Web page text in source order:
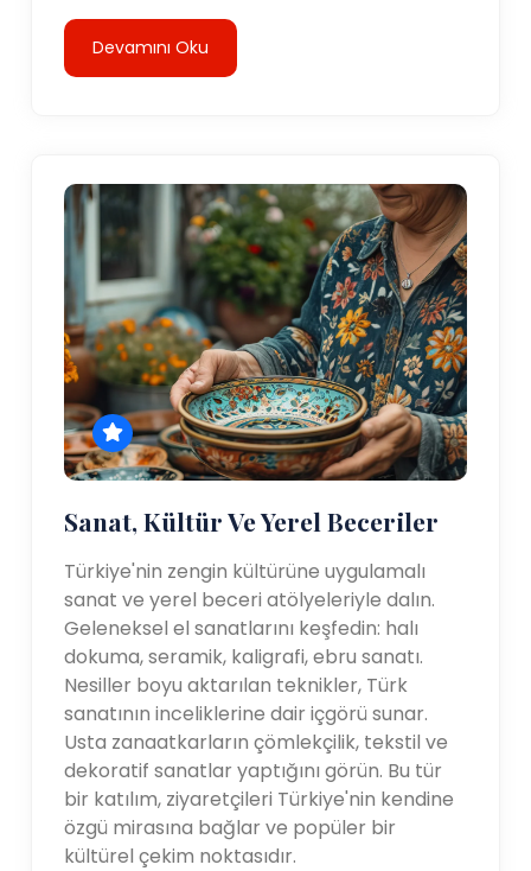
Devamını Oku
Sanat, Kültür Ve Yerel Beceriler
Türkiye'nin zengin kültürüne uygulamalı
sanat ve yerel beceri atölyeleriyle dalın.
Geleneksel el sanatlarını keşfedin: halı
dokuma, seramik, kaligrafi, ebru sanatı.
Nesiller boyu aktarılan teknikler, Türk
sanatının inceliklerine dair içgörü sunar.
Usta zanaatkarların çömlekçilik, tekstil ve
dekoratif sanatlar yaptığını görün. Bu tür
bir katılım, ziyaretçileri Türkiye'nin kendine
özgü mirasına bağlar ve popüler bir
kültürel çekim noktasıdır.